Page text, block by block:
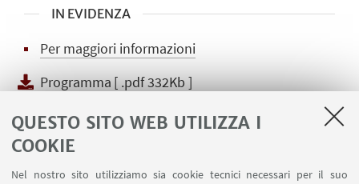
QUESTO SITO WEB UTILIZZA I
COOKIE
Nel nostro sito utilizziamo sia cookie tecnici necessari per il suo
IN EVIDENZA
Per maggiori informazioni
Programma[ .pdf 332Kb ]
Il Corso si articola secondo tre linee formative: le
tecniche bibliografiche, l’impiego delle risorse